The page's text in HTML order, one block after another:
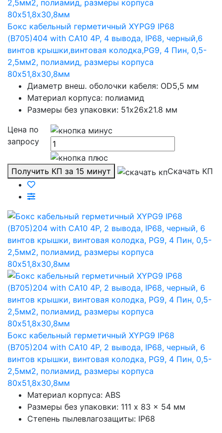
Бокс кабельный герметичный XYPG9 IP68
(B705)404 with CA10 4P, 4 вывода, IP68, черный,6
винтов крышки,винтовая колодка,PG9, 4 Пин, 0,5-
2,5мм2, полиамид, размеры корпуса
80х51,8х30,8мм
Диаметр внеш. оболочки кабеля: OD5,5 мм
Материал корпуса: полиамид
Размеры без упаковки: 51х26х21.8 мм
Цена по
запросу
Получить КП за 15 минут Скачать КП
Бокс кабельный герметичный XYPG9 IP68
(B705)204 with CA10 4P, 2 вывода, IP68, черный, 6
винтов крышки, винтовая колодка, PG9, 4 Пин, 0,5-
2,5мм2, полиамид, размеры корпуса
80х51,8х30,8мм
Материал корпуса: ABS
Размеры без упаковки: 111 x 83 x 54 мм
Степень пылевлагозащиты: IP68